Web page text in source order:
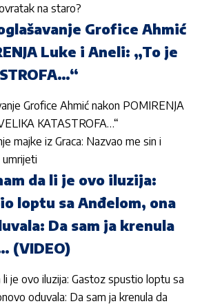
na staro?
Grofice Ahmić
Luke i Aneli: „To je
Grofice Ahmić nakon POMIRENJA
KATASTROFA…“
majke iz Graca: Nazvao me sin i
da li je ovo iluzija:
loptu sa Anđelom, ona
Da sam ja krenula
(VIDEO)
je ovo iluzija: Gastoz spustio loptu sa
oduvala: Da sam ja krenula da